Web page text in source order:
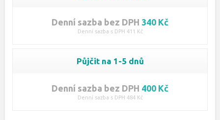
Denní sazba bez DPH 340 Kč
Denní sazba s DPH 411 Kč
Půjčit na 1-5 dnů
Denní sazba bez DPH 400 Kč
Denní sazba s DPH 484 Kč